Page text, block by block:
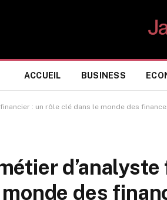
ACCUEIL BUSINESS
: un rôle clé dans le monde des
des